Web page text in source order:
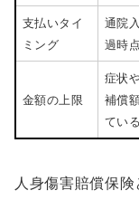
支払いタイ
ミング
通院
過時点
金額の上限
症状
補償
ている
人身傷害賠償保